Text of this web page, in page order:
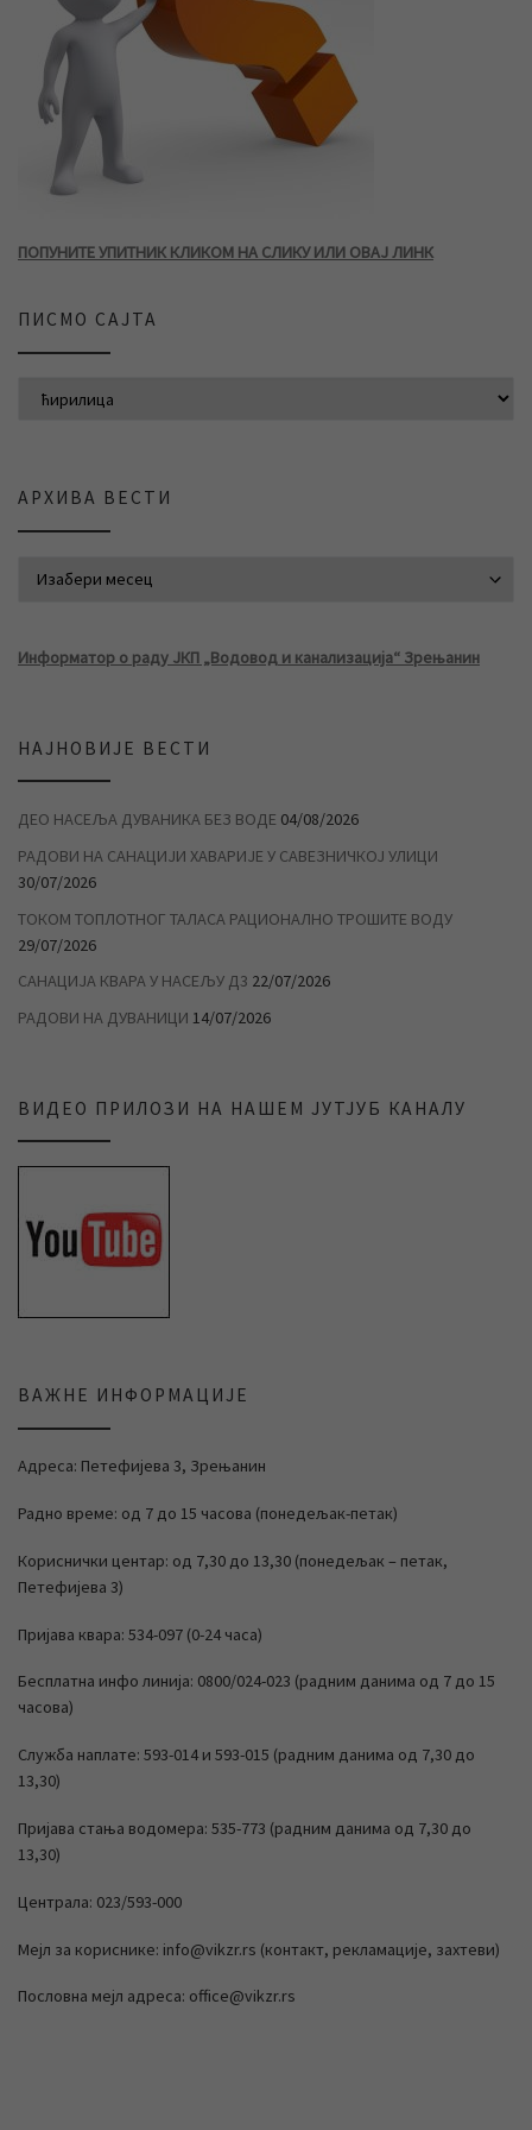
ПОПУНИТЕ УПИТНИК КЛИКОМ НА СЛИКУ ИЛИ ОВАЈ ЛИНК
ПИСМО САЈТА
АРХИВА ВЕСТИ
Информатор о раду ЈКП „Водовод и канализација“ Зрењанин
НАЈНОВИЈЕ ВЕСТИ
ДЕО НАСЕЉА ДУВАНИКА БЕЗ ВОДЕ 04/08/2026
РАДОВИ НА САНАЦИЈИ ХАВАРИЈЕ У САВЕЗНИЧКОЈ УЛИЦИ
30/07/2026
ТОКОМ ТОПЛОТНОГ ТАЛАСА РАЦИОНАЛНО ТРОШИТЕ ВОДУ
29/07/2026
САНАЦИЈА КВАРА У НАСЕЉУ Д3 22/07/2026
РАДОВИ НА ДУВАНИЦИ 14/07/2026
ВИДЕО ПРИЛОЗИ НА НАШЕМ ЈУТЈУБ КАНАЛУ
ВАЖНЕ ИНФОРМАЦИЈЕ
Адреса: Петефијева 3, Зрењанин
Радно време: од 7 до 15 часова (понедељак-петак)
Кориснички центар: од 7,30 до 13,30 (понедељак – петак,
Петефијева 3)
Пријава квара: 534-097 (0-24 часа)
Бесплатна инфо линија: 0800/024-023 (радним данима од 7 до 15
часова)
Служба наплате: 593-014 и 593-015 (радним данима од 7,30 до
13,30)
Пријава стања водомера: 535-773 (радним данима од 7,30 до
13,30)
Централа: 023/593-000
Мејл за кориснике: info@vikzr.rs (контакт, рекламације, захтеви)
Пословна мејл адреса: office@vikzr.rs